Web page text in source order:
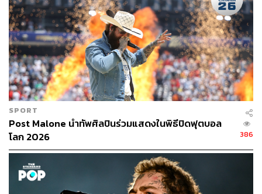
คริสตอฟเฟอร์ สเวนซัน
บรรณาธิการแฟชั่นและคัลเจอร์ต่างประเทศ
ประจำสำนักข่าว THE STANDARD
SPORT
Post Malone นำทัพศิลปินร่วมแสดงในพิธีปิดฟุตบอล
โลก 2026
386